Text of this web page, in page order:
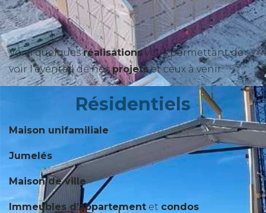
Voici quelquesréalisationsvous permettant de
voir l’éventail de nosprojetset ceux à venir
Résidentiels
Maison unifamiliale
Jumelés
Maison de ville
Immeubles d’appartement et condos